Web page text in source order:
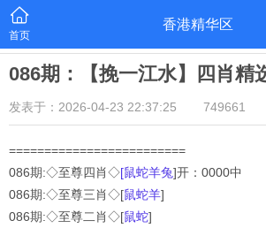
首页
香港精华区
086期：【挽一江水】四肖精
发表于：2026-04-23 22:37:25 749661
=========================
086期:◇至尊四肖◇[鼠蛇羊兔]开：0000中
086期:◇至尊三肖◇[鼠蛇羊]
086期:◇至尊二肖◇[鼠蛇]